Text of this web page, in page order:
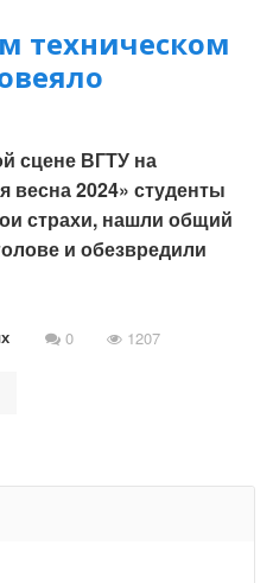
техническом
сцене ВГТУ на
весна 2024» студенты
страхи, нашли общий
и обезвредили
0 1207